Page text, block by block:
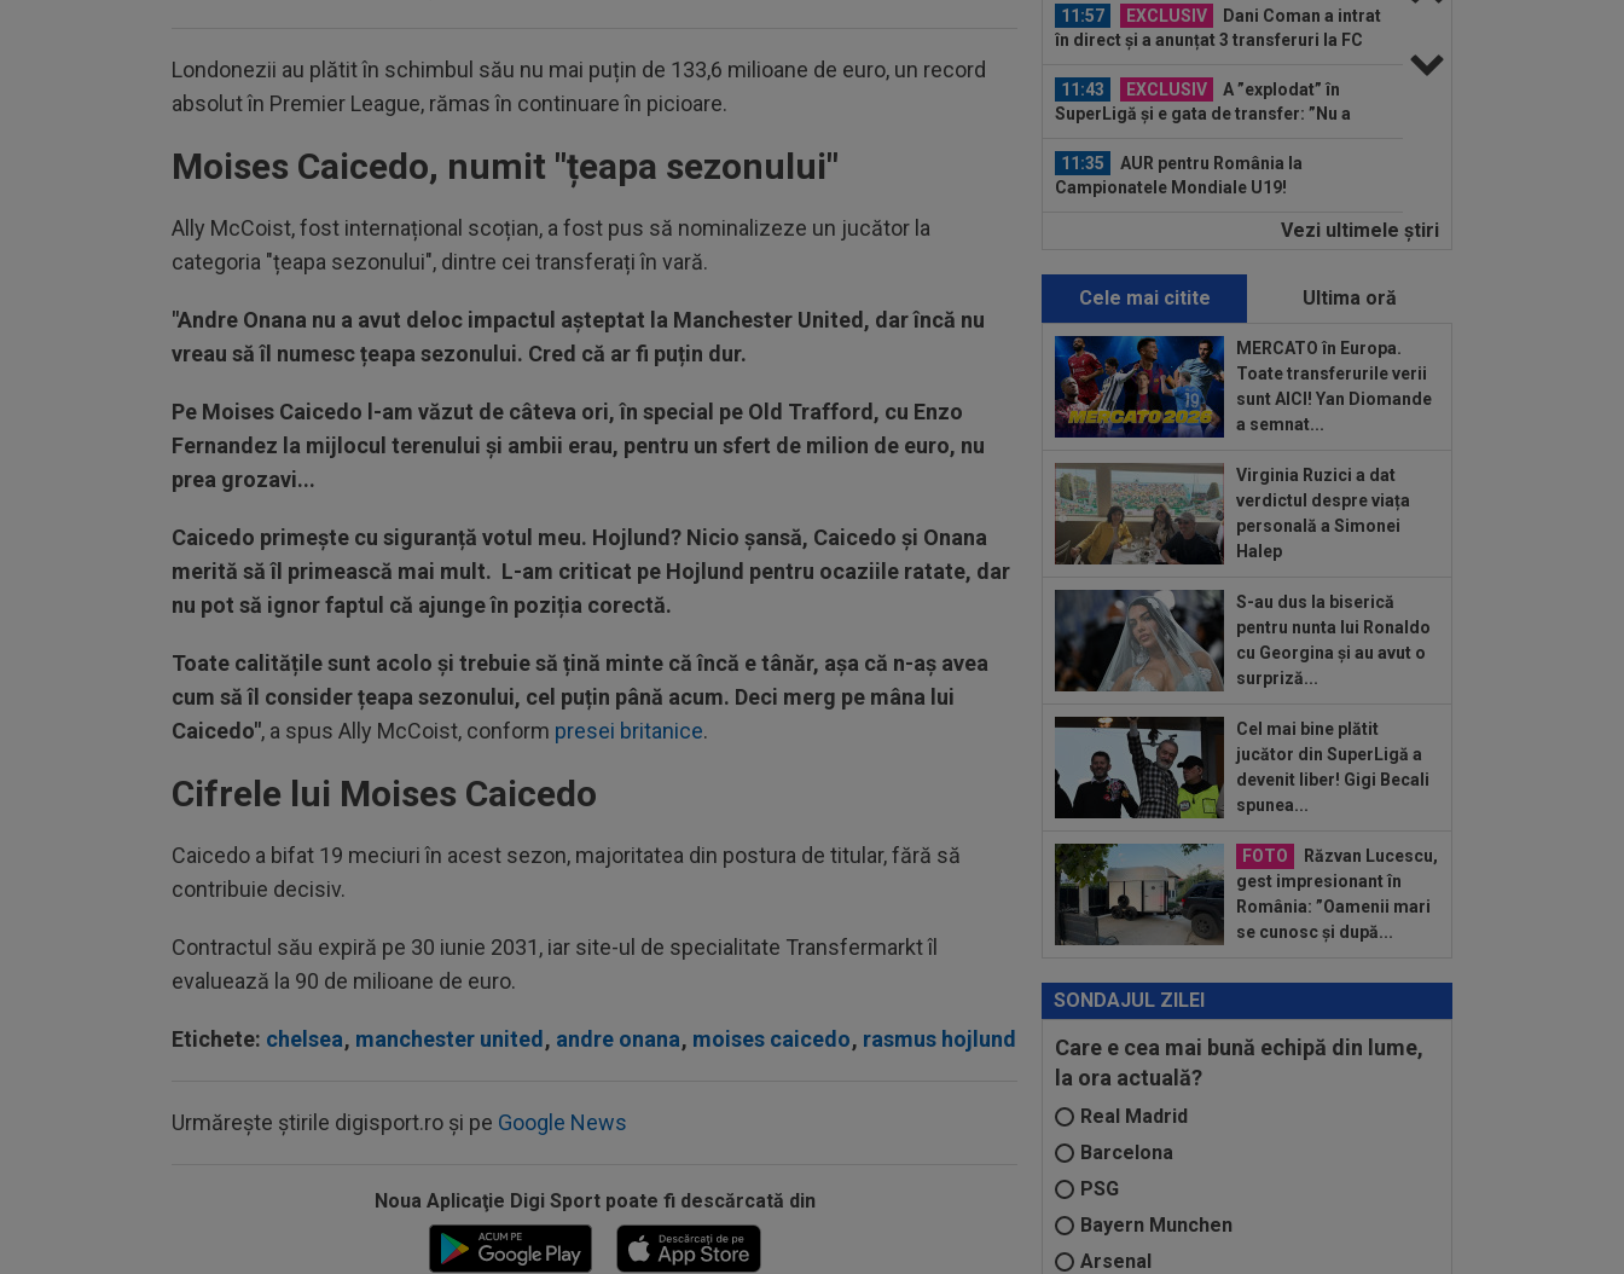
Londonezii au plătit în schimbul său nu mai puțin de 133,6 milioane de euro, un record
absolut în Premier League, rămas în continuare în picioare.
Moises Caicedo, numit "țeapa sezonului"
Ally McCoist, fost internațional scoțian, a fost pus să nominalizeze un jucător la
categoria "țeapa sezonului", dintre cei transferați în vară.
"Andre Onana nu a avut deloc impactul așteptat la Manchester United, dar încă nu
vreau să îl numesc țeapa sezonului. Cred că ar fi puțin dur.
Pe Moises Caicedo l-am văzut de câteva ori, în special pe Old Trafford, cu Enzo
Fernandez la mijlocul terenului și ambii erau, pentru un sfert de milion de euro, nu
prea grozavi...
Caicedo primește cu siguranță votul meu. Hojlund? Nicio șansă, Caicedo și Onana
merită să îl primească mai mult. L-am criticat pe Hojlund pentru ocaziile ratate, dar
nu pot să ignor faptul că ajunge în poziția corectă.
Toate calitățile sunt acolo și trebuie să țină minte că încă e tânăr, așa că n-aș avea
cum să îl consider țeapa sezonului, cel puțin până acum. Deci merg pe mâna lui
Caicedo", a spus Ally McCoist, conform presei britanice.
Cifrele lui Moises Caicedo
Caicedo a bifat 19 meciuri în acest sezon, majoritatea din postura de titular, fără să
contribuie decisiv.
Contractul său expiră pe 30 iunie 2031, iar site-ul de specialitate Transfermarkt îl
evaluează la 90 de milioane de euro.
Etichete: chelsea, manchester united , andre onana, moises caicedo, rasmus hojlund
Urmărește știrile digisport.ro și pe Google News
Noua Aplicaţie Digi Sport poate fi descărcată din
11:57
EXCLUSIV
Dani Coman a intrat
în direct și a anunțat 3 transferuri la FC
11:43
EXCLUSIV
A ”explodat” în
SuperLigă și e gata de transfer: ”Nu a
11:35
AUR pentru România la
Campionatele Mondiale U19!
Lionel Messi a ajuns în
11:33 FOTO
Pedri s-a ținut de
promisiune: doar Lamine Yamal a mai
rămas
11:32
Marius Șumudică îl vrea pe Denis
Drăguș la CFR Cluj!
rutier provocat de un meci de fotbal.
”Trebuie arestat...
12:16
VIDEO
FC Porto - Alverca, LIVE
VIDEO, 20:00, DGS 2. Benfica - Academico
Universitatea Craiova - FC Argeș,
LIVE VIDEO, 21:30, DGS 1. Un jucător a
plecat...
12:07
VIDEO
Chindia Târgoviște -
Ultimul meci al...
11:57
EXCLUSIV
Dani Coman a intrat
în direct și a anunțat 3 transferuri la FC
Argeș: ”De...
SuperLigă și e gata de transfer: ”Nu a
scos până acum atacant...
Vezi ultimele ştiri
Cele mai citite Ultima oră
MERCATO în Europa.
Toate transferurile verii
sunt AICI! Yan Diomande
a semnat...
Virginia Ruzici a dat
verdictul despre viața
personală a Simonei
Halep
S-au dus la biserică
pentru nunta lui Ronaldo
cu Georgina și au avut o
surpriză...
Cel mai bine plătit
jucător din SuperLigă a
devenit liber! Gigi Becali
spunea...
FOTO
Răzvan Lucescu,
gest impresionant în
România: ”Oamenii mari
se cunosc și după...
SONDAJUL ZILEI
Care e cea mai bună echipă din lume,
la ora actuală?
Real Madrid
Barcelona
PSG
Bayern Munchen
Arsenal